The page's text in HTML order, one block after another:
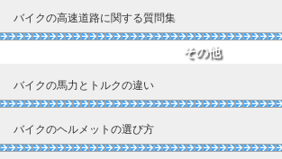
バイクの高速道路に関する質問集
その他
バイクの馬力とトルクの違い
バイクのヘルメットの選び方